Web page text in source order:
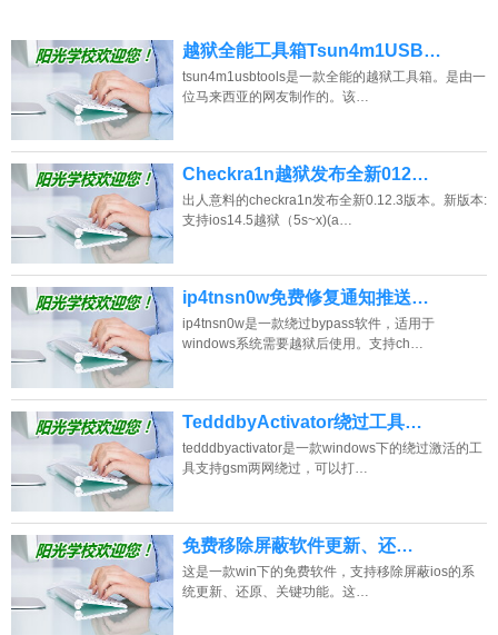
越狱全能工具箱Tsun4m1USB…
tsun4m1usbtools是一款全能的越狱工具箱。是由一
位马来西亚的网友制作的。该…
Checkra1n越狱发布全新012…
出人意料的checkra1n发布全新0.12.3版本。新版本:
支持ios14.5越狱（5s~x)(a…
ip4tnsn0w免费修复通知推送…
ip4tnsn0w是一款绕过bypass软件，适用于
windows系统需要越狱后使用。支持ch…
TedddbyActivator绕过工具…
tedddbyactivator是一款windows下的绕过激活的工
具支持gsm两网绕过，可以打…
免费移除屏蔽软件更新、还…
这是一款win下的免费软件，支持移除屏蔽ios的系
统更新、还原、关键功能。这…